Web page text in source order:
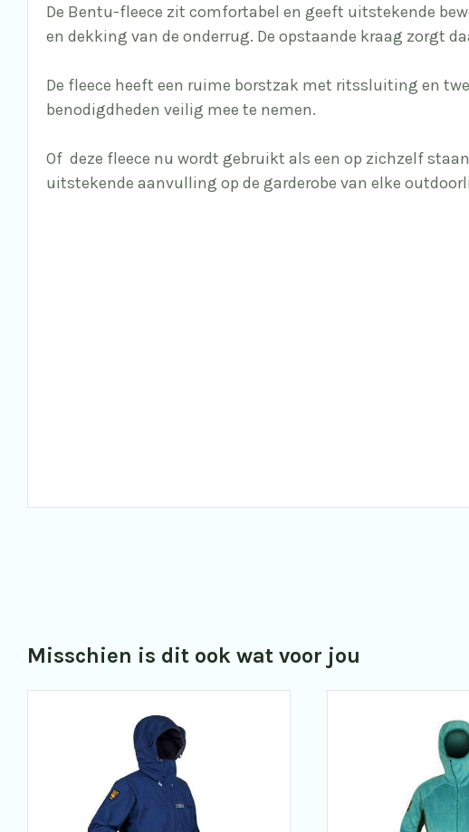
De Bentu-fleece zit comfortabel en geeft uitstekende
en dekking van de onderrug. De opstaande kraag zorgt
De fleece heeft een ruime borstzak met ritssluiting en
benodigdheden veilig mee te nemen.
Of deze fleece nu wordt gebruikt als een op zichzelf
uitstekende aanvulling op de garderobe van elke
Misschien is dit ook wat voor jou